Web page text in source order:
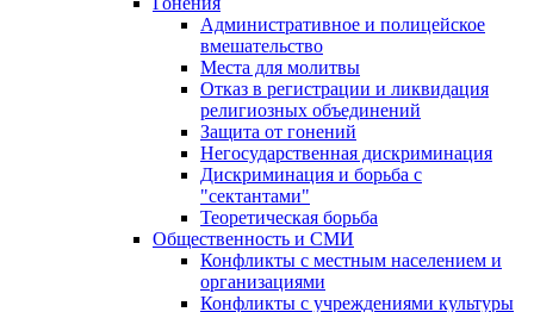
Административное и полицейское
вмешательство
Места для молитвы
Отказ в регистрации и ликвидация
религиозных объединений
Защита от гонений
Негосударственная дискриминация
Дискриминация и борьба с
"сектантами"
Теоретическая борьба
Общественность и СМИ
Конфликты с местным населением и
организациями
Конфликты с учреждениями культуры